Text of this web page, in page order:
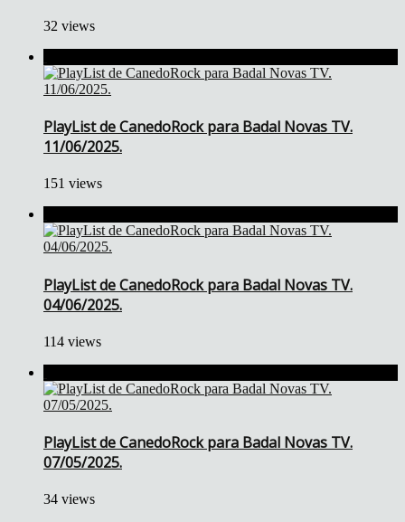
32 views
PlayList de CanedoRock para Badal Novas TV.
11/06/2025.
151 views
PlayList de CanedoRock para Badal Novas TV.
04/06/2025.
114 views
PlayList de CanedoRock para Badal Novas TV.
07/05/2025.
34 views